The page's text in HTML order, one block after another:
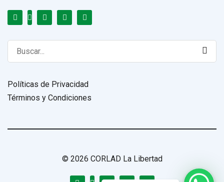
Search
for:
Políticas de Privacidad
Términos y Condiciones
© 2026 CORLAD La Libertad